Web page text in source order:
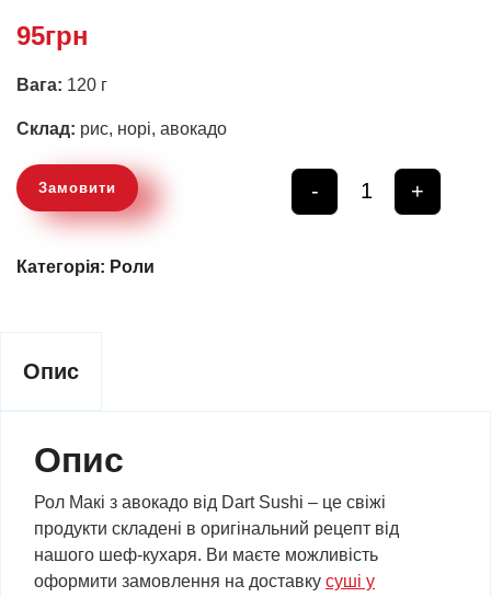
95грн
Вага: 120 г
Склад: рис, норі, авокадо
Quantity
- +
Замовити
Категорія: Роли
Опис
Опис
Рол Макі з авокадо від Dart Sushi – це свіжі
продукти складені в оригінальний рецепт від
нашого шеф-кухаря. Ви маєте можливість
оформити замовлення на доставку суші у